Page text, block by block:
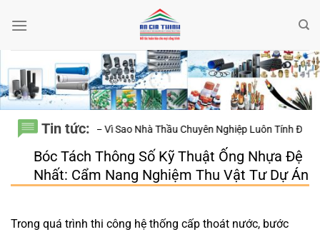
qua
Tin tức:
– Vì Sao Nhà Thầu Chuyên Nghiệp Luôn Tính Đến 20 Năm Sử
Bóc Tách Thông Số Kỹ Thuật Ống Nhựa Đệ
Nhất: Cẩm Nang Nghiệm Thu Vật Tư Dự Án
Trong quá trình thi công hệ thống cấp thoát nước, bước